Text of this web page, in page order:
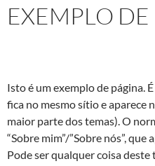
EXEMPLO
Isto é um exemplo de página.
fica no mesmo sítio e aparece
maior parte dos temas). O
“Sobre mim”/”Sobre nós”,
Pode ser qualquer coisa deste